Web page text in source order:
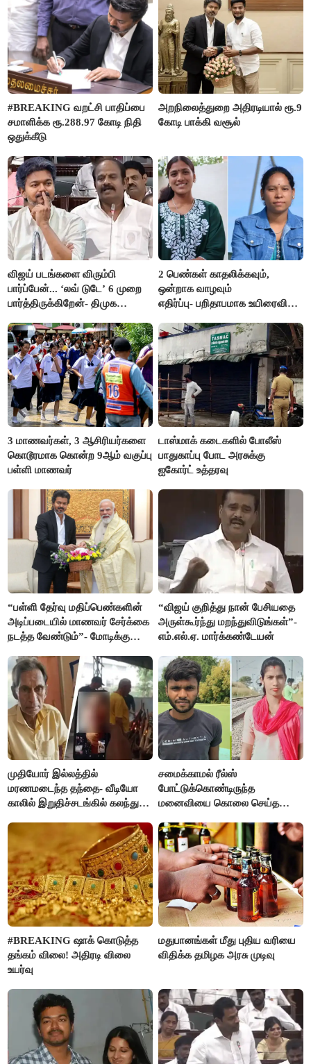
#BREAKING வறட்சி பாதிப்பை
சமாளிக்க ரூ.288.97 கோடி நிதி
ஒதுக்கீடு
அறநிலைத்துறை அதிரடியால் ரூ.9
கோடி பாக்கி வசூல்
விஜய் படங்களை விரும்பி
பார்ப்பேன்... ‘லவ் டுடே’ 6 முறை
பார்த்திருக்கிறேன்- திமுக
2 பெண்கள் காதலிக்கவும்,
ஒன்றாக வாழவும்
எதிர்ப்பு- பறிதாபமாக உயிரைவிட்ட
3 மாணவர்கள், 3 ஆசிரியர்களை
கொடூரமாக கொன்ற 9ஆம் வகுப்பு
பள்ளி மாணவர்
டாஸ்மாக் கடைகளில் போலீஸ்
பாதுகாப்பு போட அரசுக்கு
ஐகோர்ட் உத்தரவு
“பள்ளி தேர்வு மதிப்பெண்களின்
அடிப்படையில் மாணவர் சேர்க்கை
நடத்த வேண்டும்”- மோடிக்கு
“விஜய் குறித்து நான் பேசியதை
அருள்கூர்ந்து மறந்துவிடுங்கள்”-
எம்.எல்.ஏ. மார்க்கண்டேயன்
முதியோர் இல்லத்தில்
மரணமடைந்த தந்தை- வீடியோ
காலில் இறுதிச்சடங்கில் கலந்து
சமைக்காமல் ரீல்ஸ்
போட்டுக்கொண்டிருந்த
மனைவியை கொலை செய்த
#BREAKING ஷாக் கொடுத்த
தங்கம் விலை! அதிரடி விலை
உயர்வு
மதுபானங்கள் மீது புதிய வரியை
விதிக்க தமிழக அரசு முடிவு